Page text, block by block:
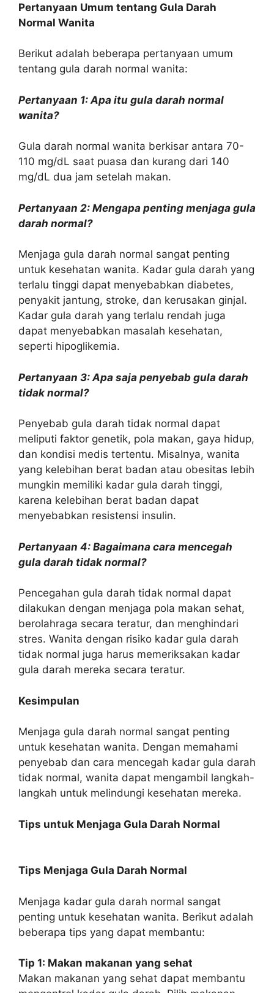
Pertanyaan Umum tentang Gula Darah
Normal Wanita
Berikut adalah beberapa pertanyaan umum
tentang gula darah normal wanita:
Pertanyaan 1: Apa itu gula darah normal
wanita?
Gula darah normal wanita berkisar antara 70-
110 mg/dL saat puasa dan kurang dari 140
mg/dL dua jam setelah makan.
Pertanyaan 2: Mengapa penting menjaga gula
darah normal?
Menjaga gula darah normal sangat penting
untuk kesehatan wanita. Kadar gula darah yang
terlalu tinggi dapat menyebabkan diabetes,
penyakit jantung, stroke, dan kerusakan ginjal.
Kadar gula darah yang terlalu rendah juga
dapat menyebabkan masalah kesehatan,
seperti hipoglikemia.
Pertanyaan 3: Apa saja penyebab gula darah
tidak normal?
Penyebab gula darah tidak normal dapat
meliputi faktor genetik, pola makan, gaya hidup,
dan kondisi medis tertentu. Misalnya, wanita
yang kelebihan berat badan atau obesitas lebih
mungkin memiliki kadar gula darah tinggi,
karena kelebihan berat badan dapat
menyebabkan resistensi insulin.
Pertanyaan 4: Bagaimana cara mencegah
gula darah tidak normal?
Pencegahan gula darah tidak normal dapat
dilakukan dengan menjaga pola makan sehat,
berolahraga secara teratur, dan menghindari
stres. Wanita dengan risiko kadar gula darah
tidak normal juga harus memeriksakan kadar
gula darah mereka secara teratur.
Kesimpulan
Menjaga gula darah normal sangat penting
untuk kesehatan wanita. Dengan memahami
penyebab dan cara mencegah kadar gula darah
tidak normal, wanita dapat mengambil langkah-
langkah untuk melindungi kesehatan mereka.
Tips untuk Menjaga Gula Darah Normal
Tips Menjaga Gula Darah Normal
Menjaga kadar gula darah normal sangat
penting untuk kesehatan wanita. Berikut adalah
beberapa tips yang dapat membantu:
Tip 1: Makan makanan yang sehat
Makan makanan yang sehat dapat membantu